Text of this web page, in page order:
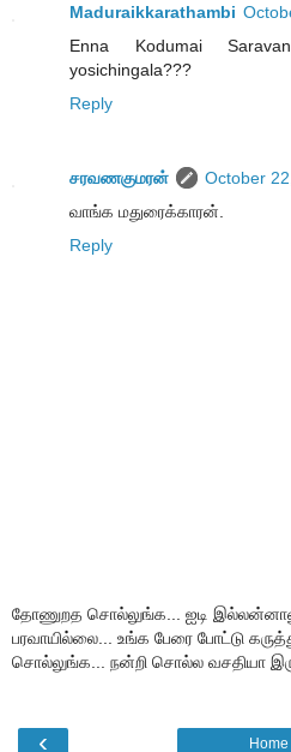
Maduraikkarathambi
Enna Kodumai
yosichingala???
Reply
சரவணகுமரன்
October
வாங்க மதுரைக்காரன்.
Reply
தோணுறத சொல்லுங்க... ஐடி
பரவாயில்லை... உங்க பேரை போட்டு
சொல்லுங்க... நன்றி சொல்ல வசதியா
‹ Home